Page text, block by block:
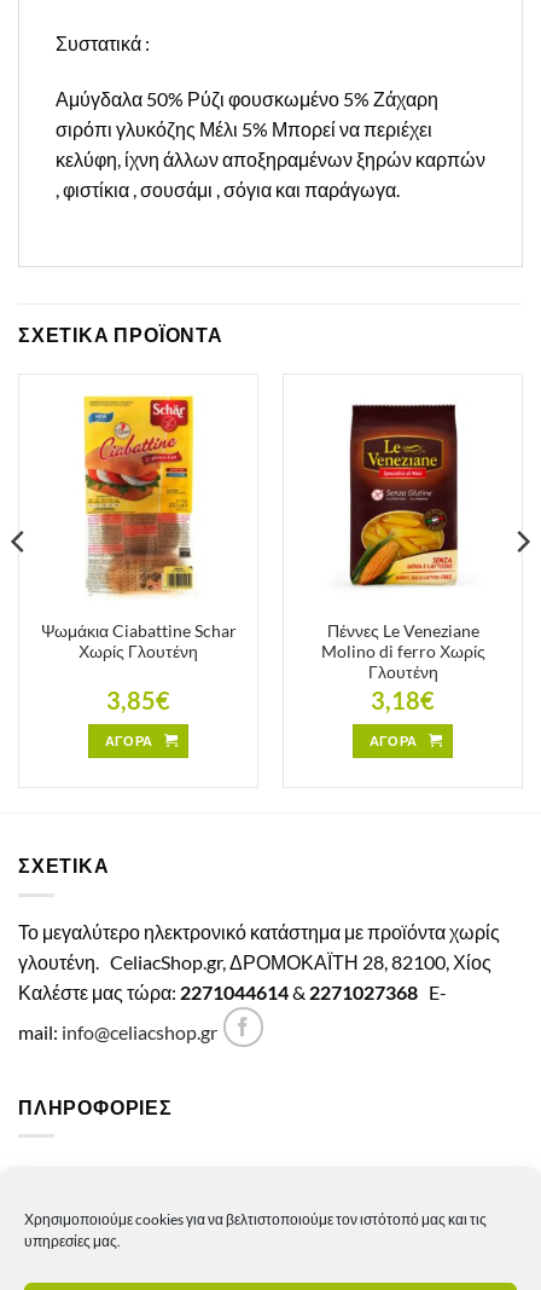
Χρησιμοποιούμε cookies για να βελτιστοποιούμε τον ιστότοπό μας και τις
υπηρεσίες μας.
Συστατικά :
Αμύγδαλα 50% Ρύζι φουσκωμένο 5% Ζάχαρη
σιρόπι γλυκόζης Μέλι 5% Μπορεί να περιέχει
κελύφη, ίχνη άλλων αποξηραμένων ξηρών καρπών
, φιστίκια , σουσάμι , σόγια και παράγωγα.
ΣΧΕΤΙΚΑ ΠΡΟΪΟΝΤΑ
Ψωμάκια Ciabattine Schar
Χωρίς Γλουτένη
3,85€
ΑΓΟΡΑ
Πέννες Le Veneziane
Molino di ferro Χωρίς
Γλουτένη
3,18€
ΑΓΟΡΑ
ΣΧΕΤΙΚΑ
Το μεγαλύτερο ηλεκτρονικό κατάστημα με προϊόντα χωρίς
γλουτένη. CeliacShop.gr, ΔΡΟΜΟΚΑΪΤΗ 28, 82100, Χίος
Καλέστε μας τώρα: 2271044614& 2271027368 E-
mail: info@celiacshop.gr
ΠΛΗΡΟΦΟΡΙΕΣ
Πολιτική Απορρήτου